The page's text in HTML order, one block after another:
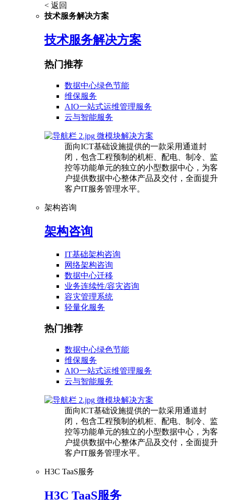
< 返回
技术服务解决方案
技术服务解决方案
热门推荐
数据中心绿色节能
维保服务
AIO一站式运维管理服务
云与智能服务
微模块解决方案
面向ICT基础设施提供的一款采用通道封
闭，包含工程预制的机柜、配电、制冷、监
控等功能单元的独立的小型数据中心，为客
户提供数据中心整体产品及交付，全面提升
客户IT服务管理水平。
架构咨询
架构咨询
IT基础架构咨询
网络架构咨询
数据中心迁移
业务连续性/容灾咨询
容灾管理系统
轻量化服务
热门推荐
数据中心绿色节能
维保服务
AIO一站式运维管理服务
云与智能服务
微模块解决方案
面向ICT基础设施提供的一款采用通道封
闭，包含工程预制的机柜、配电、制冷、监
控等功能单元的独立的小型数据中心，为客
户提供数据中心整体产品及交付，全面提升
客户IT服务管理水平。
H3C TaaS服务
H3C TaaS服务